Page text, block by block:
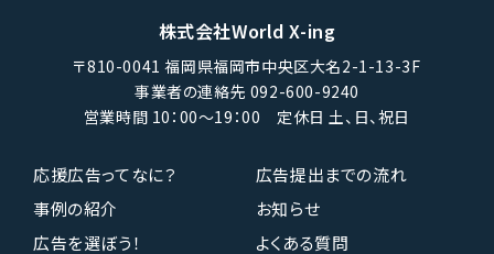
株式会社World X-ing
〒810-0041 福岡県福岡市中央区大名2-1-13-3F
事業者の連絡先 092-600-9240
営業時間 10：00〜19：00 定休日 土、日、祝日
応援広告ってなに？
広告提出までの流れ
事例の紹介
お知らせ
広告を選ぼう！
よくある質問